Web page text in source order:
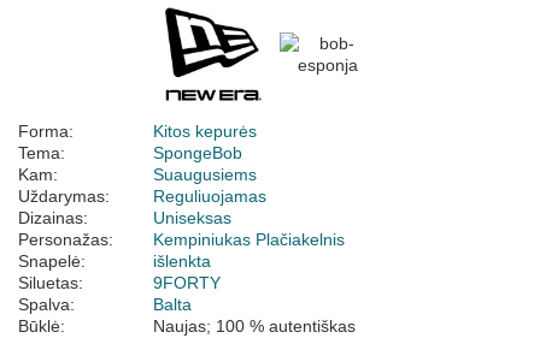
Forma:
Kitos kepurės
Tema:
SpongeBob
Kam:
Suaugusiems
Uždarymas:
Reguliuojamas
Dizainas:
Uniseksas
Personažas:
Kempiniukas Plačiakelnis
Snapelė:
išlenkta
Siluetas:
9FORTY
Spalva:
Balta
Būklė:
Naujas; 100 % autentiškas